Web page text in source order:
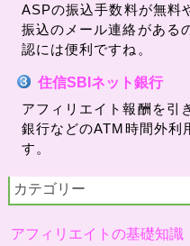
ASPの振込手数料が無料
振込のメール連絡がある
認には便利ですね。
住信SBIネット銀行
アフィリエイト報酬を引
銀行などのATM時間外利
す。
カテゴリー
アフィリエイトの基礎知識